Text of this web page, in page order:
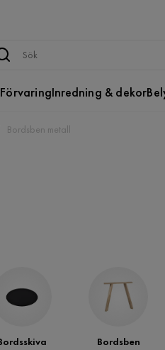
FörvaringInredning & dekor
Bordsben metall
Bordsben